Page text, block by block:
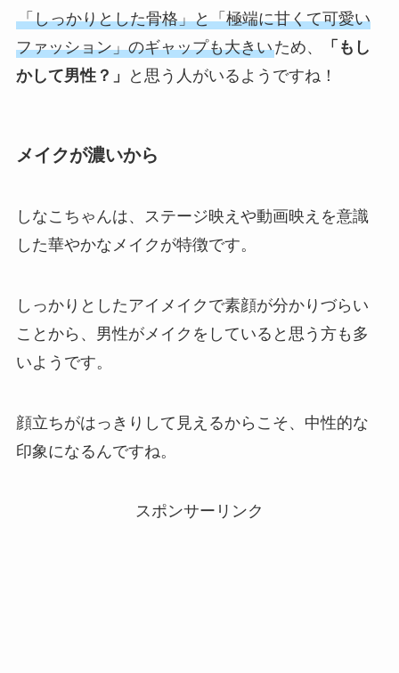
「しっかりとした骨格」と「極端に甘くて可愛い
ファッション」のギャップも大きいため、
「もし
かして男性？」
と思う人がいるようですね！
メイクが濃いから
しなこちゃんは、ステージ映えや動画映えを意識
した華やかなメイクが特徴です。
しっかりとしたアイメイクで素顔が分かりづらい
ことから、男性がメイクをしていると思う方も多
いようです。
顔立ちがはっきりして見えるからこそ、中性的な
印象になるんですね。
スポンサーリンク